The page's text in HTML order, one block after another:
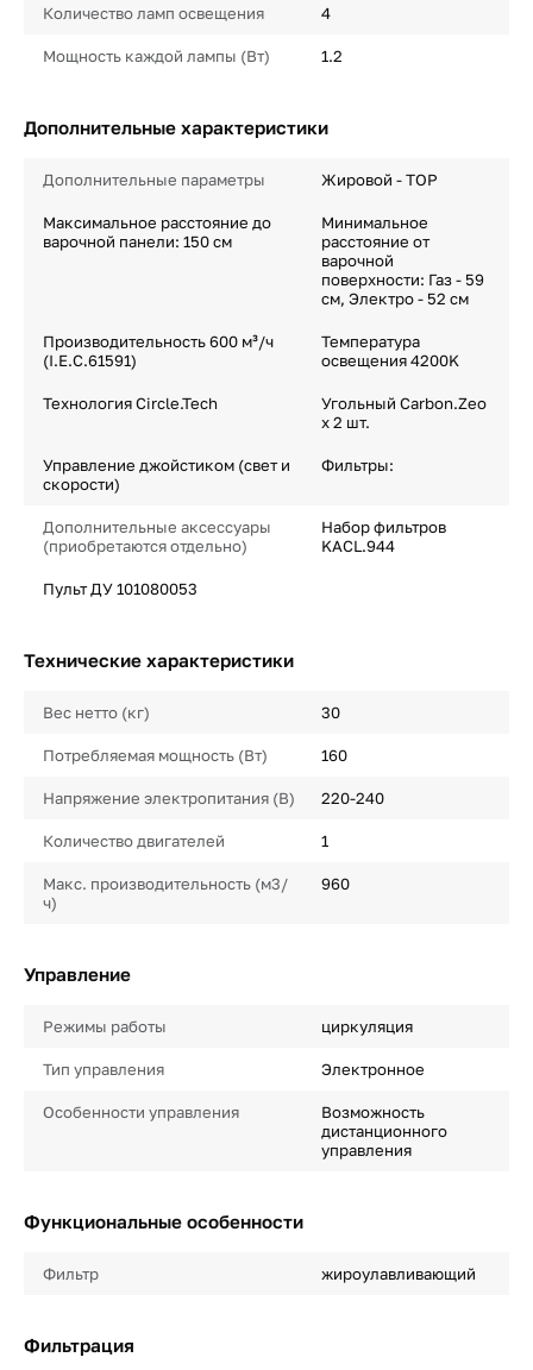
Количество ламп освещения 4
Мощность каждой лампы (Вт) 1.2
Дополнительные характеристики
Дополнительные параметры Жировой - TOP
Максимальное расстояние до
варочной панели: 150 см
Минимальное
расстояние от
варочной
поверхности: Газ - 59
см, Электро - 52 см
Производительность 600 м³/ч
(I.E.C.61591)
Температура
освещения 4200K
Технология Circle.Tech
Угольный Carbon.Zeo
х 2 шт.
Управление джойстиком (свет и
скорости)
Фильтры:
Дополнительные аксессуары
(приобретаются отдельно)
Набор фильтров
KACL.944
Пульт ДУ 101080053
Технические характеристики
Вес нетто (кг) 30
Потребляемая мощность (Вт) 160
Напряжение электропитания (В) 220-240
Количество двигателей 1
Макс. производительность (м3/
ч)
960
Управление
Режимы работы циркуляция
Тип управления Электронное
Особенности управления
Возможность
дистанционного
управления
Функциональные особенности
Фильтр жироулавливающий
Фильтрация